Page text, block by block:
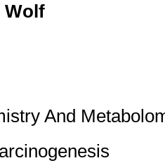
Wolf
And